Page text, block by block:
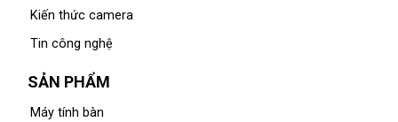
Kiến thức camera
Tin công nghệ
SẢN PHẨM
Máy tính bàn